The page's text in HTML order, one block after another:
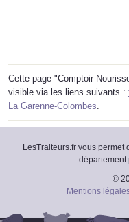
Cette page "Comptoir
visible via les liens suivants :
La Garenne-Colombes
LesTraiteurs.fr vous permet
département
©
Mentions